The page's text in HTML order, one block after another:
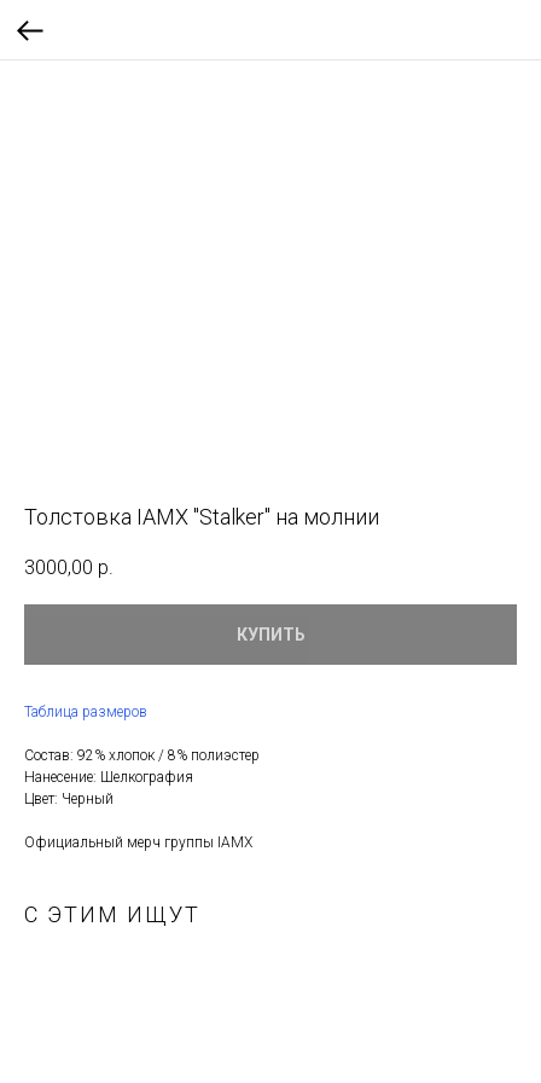
Толстовка IAMX "Stalker" на молнии
3000,00 р.
КУПИТЬ
Таблица размеров
Состав: 92% хлопок / 8% полиэстер
Нанесение: Шелкография
Цвет: Черный
Официальный мерч группы IAMX
С ЭТИМ ИЩУТ